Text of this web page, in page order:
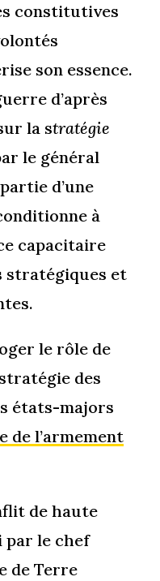
constitutives
son essence.
d’après
la stratégie
le général
d’une
à
capacitaire
stratégiques et
le rôle de
des
états-majors
de l’armement
de haute
par le chef
de Terre